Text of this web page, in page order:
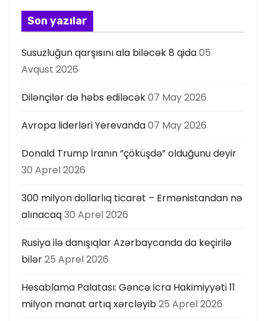
Son yazılar
Susuzluğun qarşısını ala biləcək 8 qida05
Avqust 2026
Dilənçilər də həbs ediləcək07 May 2026
Avropa liderləri Yerevanda07 May 2026
Donald Trump İranın “çöküşdə” olduğunu deyir
30 Aprel 2026
300 milyon dollarlıq ticarət – Ermənistandan nə
alınacaq30 Aprel 2026
Rusiya ilə danışıqlar Azərbaycanda da keçirilə
bilər25 Aprel 2026
Hesablama Palatası: Gəncə İcra Hakimiyyəti 11
milyon manat artıq xərcləyib25 Aprel 2026